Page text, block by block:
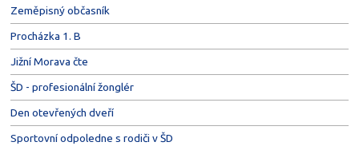
Zeměpisný občasník
Procházka 1. B
Jižní Morava čte
ŠD - profesionální žonglér
Den otevřených dveří
Sportovní odpoledne s rodiči v ŠD